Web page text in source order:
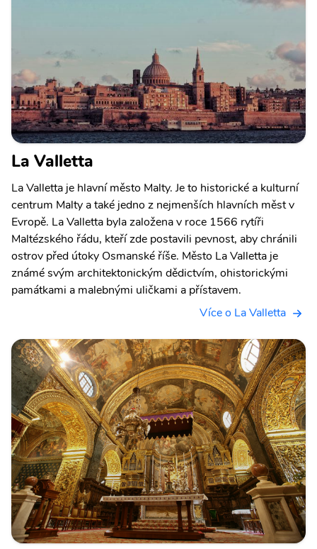
La Valletta
La Valletta je hlavní město Malty. Je to historické a kulturní
centrum Malty a také jedno z nejmenších hlavních měst v
Evropě. La Valletta byla založena v roce 1566 rytíři
Maltézského řádu, kteří zde postavili pevnost, aby chránili
ostrov před útoky Osmanské říše. Město La Valletta je
známé svým architektonickým dědictvím, ohistorickými
památkami a malebnými uličkami a přístavem.
Více o La Valletta